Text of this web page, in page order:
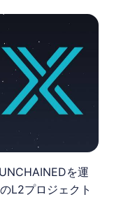
を運
L2プロジェクト